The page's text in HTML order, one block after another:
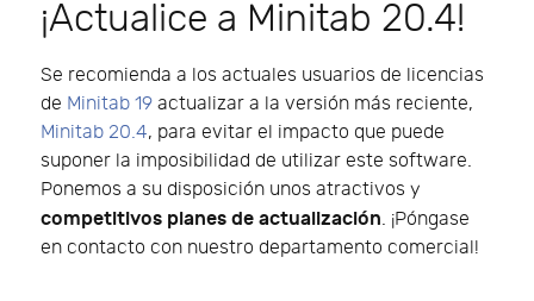
¡Actualice a Minitab 20.4!
Se recomienda a los actuales usuarios de licencias
de Minitab 19 actualizar a la versión más reciente,
Minitab 20.4, para evitar el impacto que puede
suponer la imposibilidad de utilizar este software.
Ponemos a su disposición unos atractivos y
competitivos planes de actualización. ¡Póngase
en contacto con nuestro departamento comercial!